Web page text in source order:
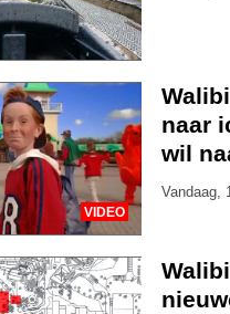
VIDEO
naar
wil
Vandaag,